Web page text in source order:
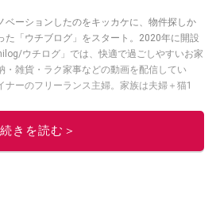
ベーションしたのをキッカケに、物件探しか
た「ウチブログ」をスタート。2020年に開設
ウチログ」では、快適で過ごしやすいお家
・雑貨・ラク家事などの動画を配信してい
ナーのフリーランス主婦。家族は夫婦＋猫1
続きを読む＞